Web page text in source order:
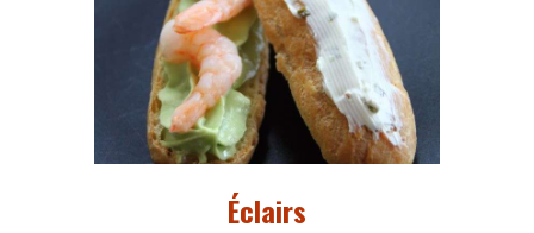
Éclairs